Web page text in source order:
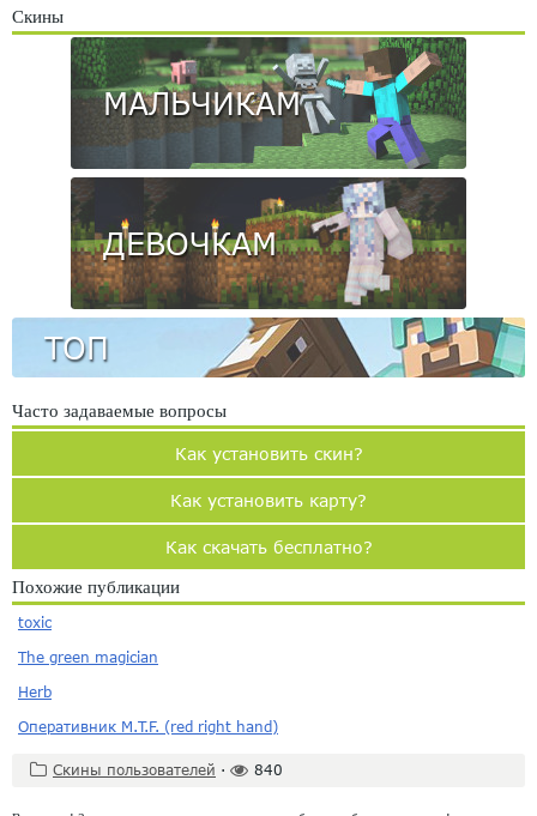
Скины
МАЛЬЧИКАМ
ДЕВОЧКАМ
ТОП
Часто задаваемые вопросы
Как установить скин?
Как установить карту?
Как скачать бесплатно?
Похожие публикации
toxic
The green magician
Herb
Оперативник M.T.F. (red right hand)
Скины пользователей · 840